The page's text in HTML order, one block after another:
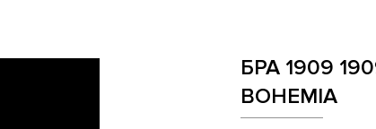
БРА 1909
BOHEMIA